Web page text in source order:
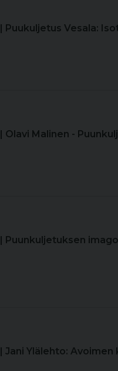
| Puukuljetus Vesala:
| Olavi Malinen -
| Puunkuljetuksen
| Jani Ylälehto: